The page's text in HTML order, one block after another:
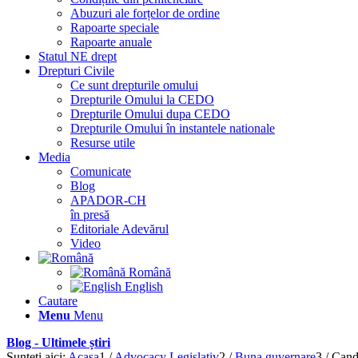
Abuzuri ale forțelor de ordine
Rapoarte speciale
Rapoarte anuale
Statul NE drept
Drepturi Civile
Ce sunt drepturile omului
Drepturile Omului la CEDO
Drepturile Omului dupa CEDO
Drepturile Omului în instantele nationale
Resurse utile
Media
Comunicate
Blog
APADOR-CH
în presă
Editoriale Adevărul
Video
Română
English
Cautare
Menu Menu
Blog - Ultimele știri